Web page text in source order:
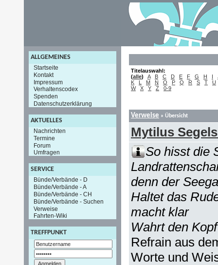
ALLGEMEINES
Startseite
Kontakt
Impressum
Verhaltenscodex
Spenden
Datenschutzerklärung
AKTUELLES
Nachrichten
Termine
Forum
Umfragen
SERVICE
Bünde/Verbände - D
Bünde/Verbände - A
Bünde/Verbände - CH
Bünde/Verbände - Suchen
Verweise
Fahrten-Wiki
TREFFPUNKT
Titelauswahl:
(alle) A B C D E F G H I
K
L M N O P Q R S T
U
W
X Y Z 0-9
Verweise » Übersicht
Mytilus
So hisst die
denn der
Haltet das
macht klar
Wahrt den
Refrain aus
Worte und